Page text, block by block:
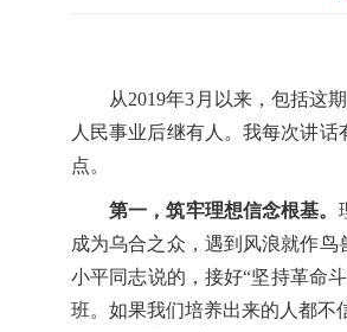
从2019年3月以来，包括这
人民事业后继有人。我每次讲
点。
第一，筑牢理想信念根基。
成为乌合之众，遇到风浪就作
小平同志说的，接好“坚持革命
班。如果我们培养出来的人都不